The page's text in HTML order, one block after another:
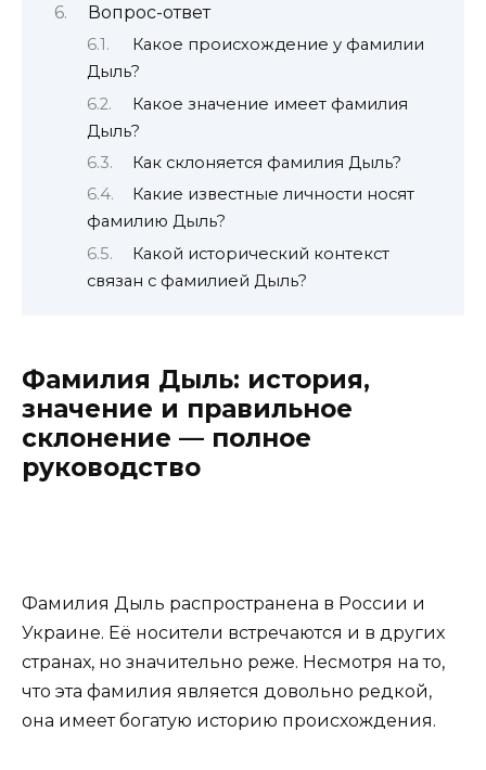
Вопрос-ответ
Какое происхождение у фамилии
Дыль?
Какое значение имеет фамилия
Дыль?
Как склоняется фамилия Дыль?
Какие известные личности носят
фамилию Дыль?
Какой исторический контекст
связан с фамилией Дыль?
Фамилия Дыль: история,
значение и правильное
склонение — полное
руководство
Фамилия Дыль распространена в России и
Украине. Её носители встречаются и в других
странах, но значительно реже. Несмотря на то,
что эта фамилия является довольно редкой,
она имеет богатую историю происхождения.